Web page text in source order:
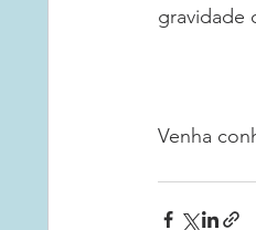
gravidade
Venha